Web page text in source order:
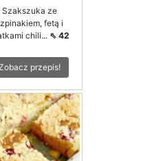
Szakszuka ze
fetą i
chili... ⇖ 42
przepis!